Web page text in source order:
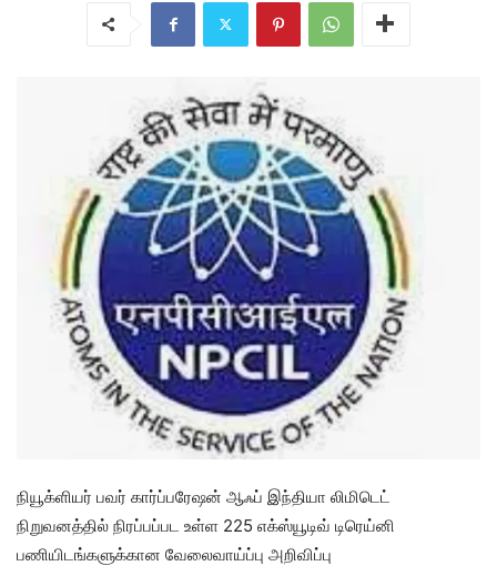
நியூக்ளியர் பவர் கார்ப்பரேஷன் ஆஃப் இந்தியா லிமிடெட்
நிறுவனத்தில் நிரப்பப்பட உள்ள 225 எக்ஸ்யூடிவ் டிரெய்னி
பணியிடங்களுக்கான வேலைவாய்ப்பு அறிவிப்பு